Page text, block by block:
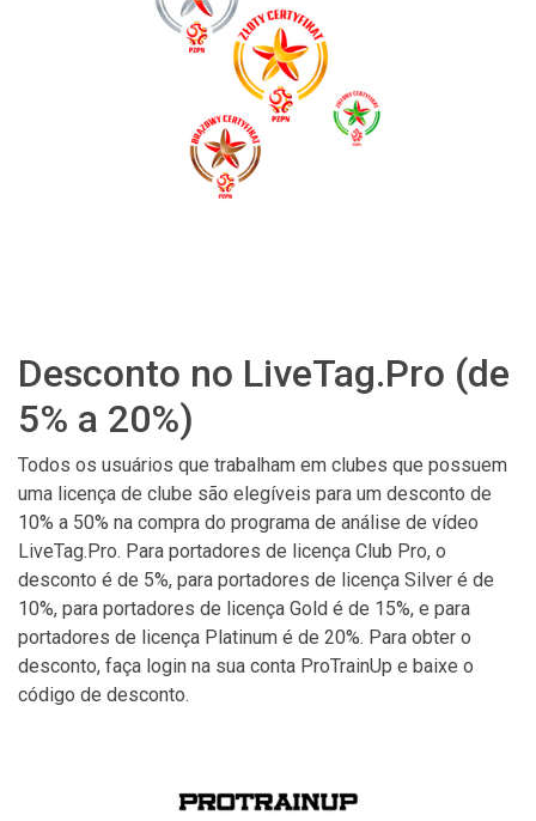
Desconto no LiveTag.Pro (de
5% a 20%)
Todos os usuários que trabalham em clubes que possuem
uma licença de clube são elegíveis para um desconto de
10% a 50% na compra do programa de análise de vídeo
LiveTag.Pro. Para portadores de licença Club Pro, o
desconto é de 5%, para portadores de licença Silver é de
10%, para portadores de licença Gold é de 15%, e para
portadores de licença Platinum é de 20%. Para obter o
desconto, faça login na sua conta ProTrainUp e baixe o
código de desconto.